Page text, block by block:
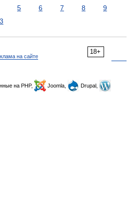
5 6 7 8
9
18+
на сайте
на PHP, Joomla,
Drupal,